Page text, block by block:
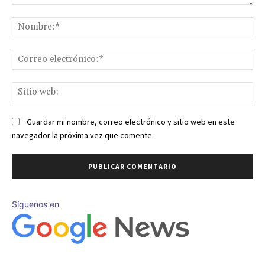
Guardar mi nombre, correo electrónico y sitio web en este
navegador la próxima vez que comente.
Síguenos en